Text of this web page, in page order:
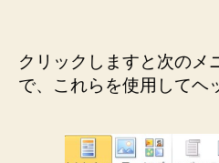
クリックしますと次のメ
で、これらを使用してヘ